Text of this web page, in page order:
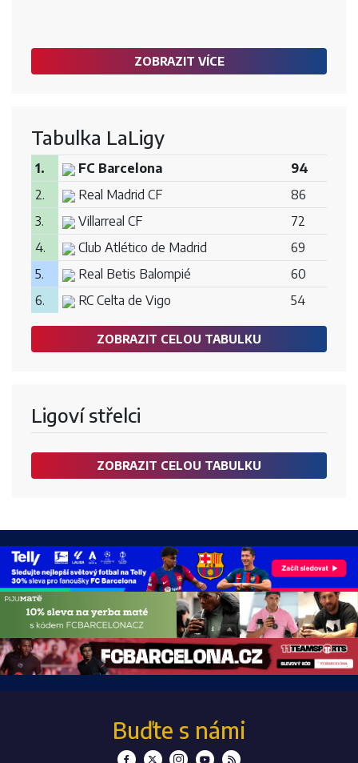
ZOBRAZIT VÍCE
Tabulka LaLigy
1. FC Barcelona
94
2.
Real Madrid CF
86
3.
Villarreal CF
72
4.
Club Atlético de Madrid
69
5.
Real Betis Balompié
60
6.
RC Celta de Vigo 54
ZOBRAZIT CELOU TABULKU
Ligoví střelci
ZOBRAZIT CELOU TABULKU
Buďte s námi